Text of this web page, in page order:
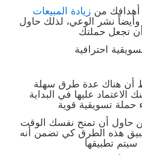
من زيادة المبيعات
وأيضاً نشر الوعي، لذلك حاول
أن تجعل حملتك
احترافية
أن هناك عدة طرق سهلة
الاعتماد عليها في البداية
حملة تسويقية قوية
حاول أن تمنح نفسك الوقت
هذه الطرق كي تضمن أنه
سيتم تطبيقها